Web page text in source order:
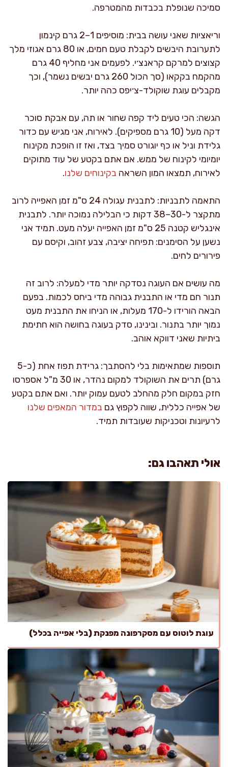
סמיכה שנופלת בכבדות מהמטרפה.
וריאציות שאני עושה בבית: מוסיפים 1–2 גרם קינמון
לתערובת היבשים לקבלת טעם חמים, או 80 גרם אגוזי מלך
קצוצים למרקם קראנצ׳י. לפעמים אני מחליף 40 גרם
מהקמח בקקאו (סך הכול 260 גרם יבשים נשמר), וכך
מקבלים עוגת שוקולד-צ׳יפס כהה יותר.
הגשה: הכי טעים ליד קפה שחור או תה, עם אבקת סוכר
דקה מעל (10 גרם מספיקים). לאירוח, אני מגיש עם כדור
גלידת וניל או כף יוגורט סמיך בצד, ואז זו הופכת מקינוח
יומיומי לקינוח של ממש. אם אתם בקטע של עוד מתוקים
לאירוח, תמצאו המון השראה בקינוחים שלנו.
התאמה לתבניות: לתבנית עגולה 24 ס"מ זמן האפייה לרוב
מתקצר ל-30–38 דקות כי הבלילה נמוכה יותר. לתבנית
אינגליש קטנה 25 ס"מ זמן האפייה יעלה מעט. תמיד אני
נשען על הסימנים: תפיחה יציבה, צבע זהוב, וקיסם עם
פירורים לחים.
מה עושים אם העוגה נסדקה יותר מדי למעלה: לרוב זה
תנור חם מדי או התבנית גבוהה מדי ביחס לכמות. בפעם
הבאה הורידו ל-170 מעלות, או הניחו את התבנית מעט
נמוך יותר בתנור. ובינינו, סדק בעוגה בחושה הוא חתימת
ביתיות שאני דווקא אוהב.
תוספות שמתאימות בלי להסתבך: גרידת תפוז אחת (כ-5
גרם) תרים את השוקולד למקום נהדר, או 30 מ"ל אספרסו
חזק במקום חלק מהחלב לטעם עמוק יותר. ואם אתם בקטע
של אפייה כללית, שווה לקפוץ גם במדור המאפים שלנו
לרעיונות וטכניקות שעובדות תמיד.
אולי תאהבו גם:
עוגת לוטוס עם מסקרפונה מפנקת (בלי אפייה בכלל)